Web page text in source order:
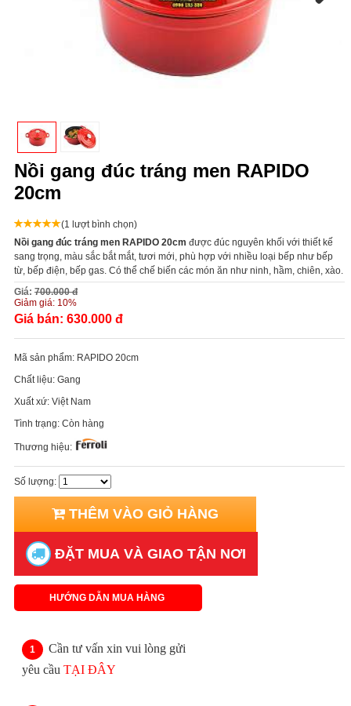
Nồi gang đúc tráng men RAPIDO
20cm
(1 lượt bình chọn)
Nồi gang đúc tráng men RAPIDO 20cm được đúc nguyên khối với thiết kế
sang trọng, màu sắc bắt mắt, tươi mới, phù hợp với nhiều loại bếp như bếp
từ, bếp điện, bếp gas. Có thể chế biến các món ăn như ninh, hầm, chiên, xào.
Giá: 700.000 đ
Giảm giá: 10%
Giá bán: 630.000 đ
Mã sản phẩm: RAPIDO 20cm
Chất liệu: Gang
Xuất xứ: Việt Nam
Tình trạng: Còn hàng
Thương hiệu:
Số lượng:
THÊM VÀO GIỎ HÀNG
ĐẶT MUA VÀ GIAO TẬN NƠI
HƯỚNG DẪN MUA HÀNG
Cần tư vấn xin vui lòng gửi
yêu cầu TẠI ĐÂY